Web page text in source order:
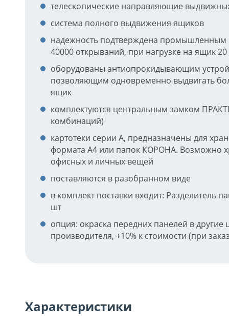
телескопические направляющие
система полного выдвижения ящиков
надежность подтверждена промышленным
40000 открываний, при нагрузке на ящик 20
оборудованы антиопрокидывающим
позволяющим одновременно выдвигать
ящик
комплектуются центральным замком
комбинаций)
картотеки серии А, предназначены для
формата А4 или папок КОРОНА. Возможно
офисных и личных вещей
поставляются в разобранном виде
в комплект поставки входит: Разделитель
шт
опция: окраска передних панелей в другие
производителя, +10% к стоимости (при
Характеристики